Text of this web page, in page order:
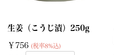
生姜（こうじ漬）250g
￥756 (税率8%込)